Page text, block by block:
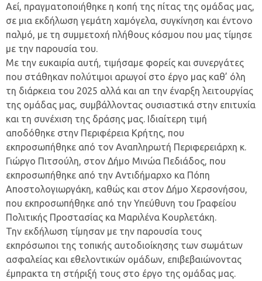
Αεί, πραγματοποιήθηκε η κοπή της πίτας της ομάδας μας,
σε μια εκδήλωση γεμάτη χαμόγελα, συγκίνηση και έντονο
παλμό, με τη συμμετοχή πλήθους κόσμου που μας τίμησε
με την παρουσία του.
Με την ευκαιρία αυτή, τιμήσαμε φορείς και συνεργάτες
που στάθηκαν πολύτιμοι αρωγοί στο έργο μας καθ’ όλη
τη διάρκεια του 2025 αλλά και απ την έναρξη λειτουργίας
της ομάδας μας, συμβάλλοντας ουσιαστικά στην επιτυχία
και τη συνέχιση της δράσης μας. Ιδιαίτερη τιμή
αποδόθηκε στην Περιφέρεια Κρήτης, που
εκπροσωπήθηκε από τον Αναπληρωτή Περιφερειάρχη κ.
Γιώργο Πιτσούλη, στον Δήμο Μινώα Πεδιάδος, που
εκπροσωπήθηκε από την Αντιδήμαρχο κα Πόπη
Αποστολογιωργάκη, καθώς και στον Δήμο Χερσονήσου,
που εκπροσωπήθηκε από την Υπεύθυνη του Γραφείου
Πολιτικής Προστασίας κα Μαριλένα Κουρλετάκη.
Την εκδήλωση τίμησαν με την παρουσία τους
εκπρόσωποι της τοπικής αυτοδιοίκησης των σωμάτων
ασφαλείας και εθελοντικών ομάδων, επιβεβαιώνοντας
έμπρακτα τη στήριξή τους στο έργο της ομάδας μας.